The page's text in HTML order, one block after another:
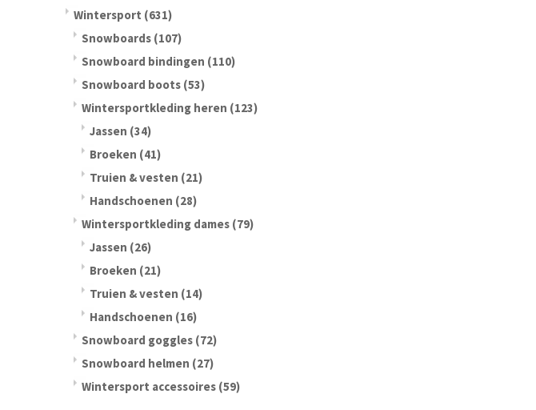
Wintersport (631)
Snowboards (107)
Snowboard bindingen (110)
Snowboard boots (53)
Wintersportkleding heren (123)
Jassen (34)
Broeken (41)
Truien & vesten (21)
Handschoenen (28)
Wintersportkleding dames (79)
Jassen (26)
Broeken (21)
Truien & vesten (14)
Handschoenen (16)
Snowboard goggles (72)
Snowboard helmen (27)
Wintersport accessoires (59)